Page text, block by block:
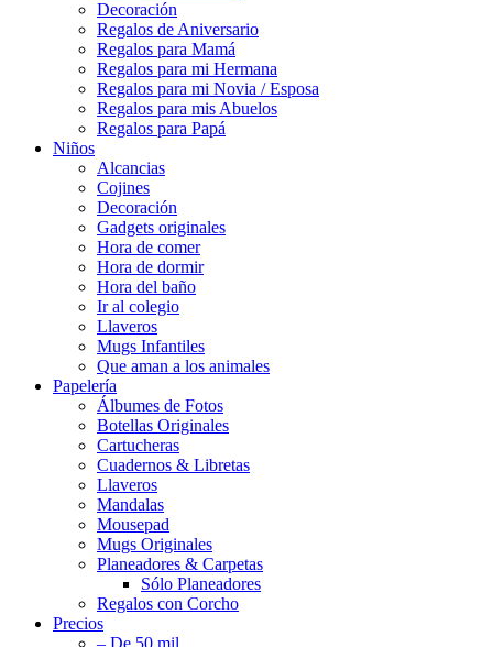
Decoración
Regalos de Aniversario
Regalos para Mamá
Regalos para mi Hermana
Regalos para mi Novia / Esposa
Regalos para mis Abuelos
Regalos para Papá
Niños
Alcancias
Cojines
Decoración
Gadgets originales
Hora de comer
Hora de dormir
Hora del baño
Ir al colegio
Llaveros
Mugs Infantiles
Que aman a los animales
Papelería
Álbumes de Fotos
Botellas Originales
Cartucheras
Cuadernos & Libretas
Llaveros
Mandalas
Mousepad
Mugs Originales
Planeadores & Carpetas
Sólo Planeadores
Regalos con Corcho
Precios
– De 50 mil